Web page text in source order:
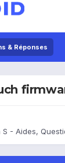
& Réponses
S - Aides,